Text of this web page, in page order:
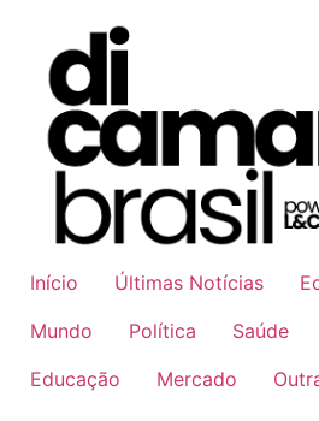
conteúdo
Início Últimas Notícias
Mundo
Política Saúde
Educação
Mercado